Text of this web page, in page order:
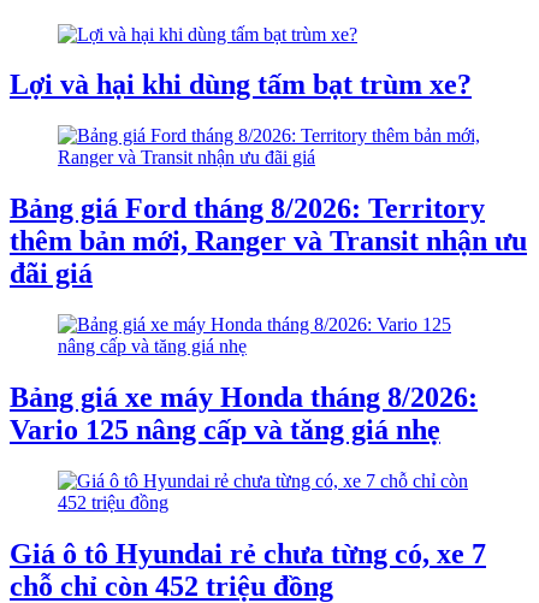
Lợi và hại khi dùng tấm bạt trùm xe?
Bảng giá Ford tháng 8/2026: Territory
thêm bản mới, Ranger và Transit nhận ưu
đãi giá
Bảng giá xe máy Honda tháng 8/2026:
Vario 125 nâng cấp và tăng giá nhẹ
Giá ô tô Hyundai rẻ chưa từng có, xe 7
chỗ chỉ còn 452 triệu đồng